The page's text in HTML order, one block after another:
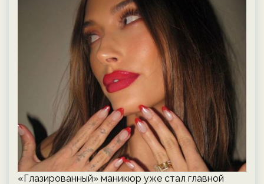
«Глазированный» маникюр уже стал главной